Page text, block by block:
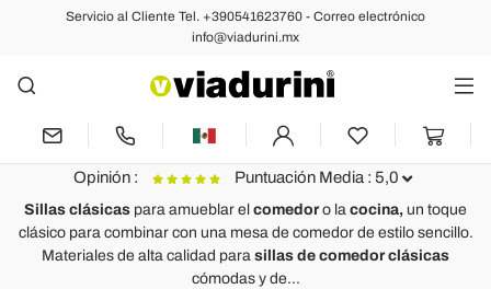
Servicio al Cliente Tel. +390541623760 - Correo electrónico
info@viadurini.mx
Sillas de Diseño Clásico en
Madera, Metal, Plástico y Cuero -
Alta calidad Made in Italy
Opinión : Puntuación Media : 5,0
Silla tapizada de diseño con mechones de trabajo - Diana
Ich liebe diese klassischen Polsterstühle. Ich habe sie für mein
Sillas clásicas para amueblar el comedoro la cocina, un toque
clásico para combinar con una mesa de comedor de estilo sencillo.
Materiales de alta calidad para sillas de comedor clásicas
cómodas y de...